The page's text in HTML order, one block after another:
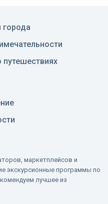
города
маркетплейсов и
экскурсионные программы по
лучшее из